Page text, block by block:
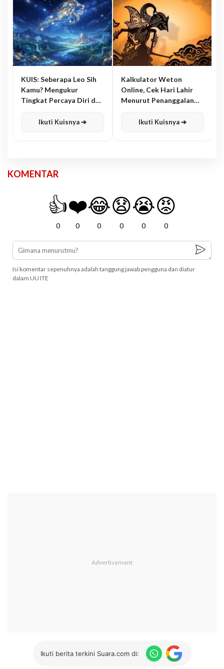
KUIS: Seberapa Leo Sih
Kamu? Mengukur
Tingkat Percaya Diri dan
Ikuti Kuisnya ➔
Kalkulator Weton
Online, Cek Hari Lahir
Menurut Penanggalan
Ikuti Kuisnya ➔
KOMENTAR
👍
0
❤️
0
😂
0
😧
0
😭
0
😡
0
Isi komentar sepenuhnya adalah tanggung jawab pengguna dan diatur
dalam UU ITE
Ikuti berita terkini Suara.com di: